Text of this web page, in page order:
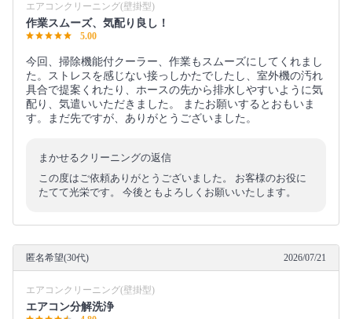
エアコンクリーニング(壁掛型)
作業スムーズ、気配り良し！
5.00
今回、掃除機能付クーラー、作業もスムーズにしてくれまし
た。ストレスを感じない接っしかたでしたし、室外機の汚れ
具合で提案くれたり、ホースの先から排水しやすいように気
配り、気遣いいただきました。 またお願いするとおもいま
す。まだ先ですが、ありがとうございました。
まかせるクリーニングの返信
この度はご依頼ありがとうございました。 お客様のお役に
たてて光栄です。 今後ともよろしくお願いいたします。
匿名希望(30代) 2026/07/21
エアコンクリーニング(壁掛型)
エアコン分解洗浄